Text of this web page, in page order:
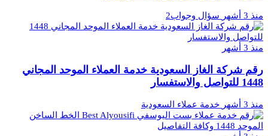
منذ 3 أشهر سؤال وجواب2
منذ 3 أشهر
رقم شركة الغاز السعودية خدمة العملاء الموحد المجاني
1448 للتواصل والاستفسار
منذ 3 أشهر خدمة عملاء السعودية